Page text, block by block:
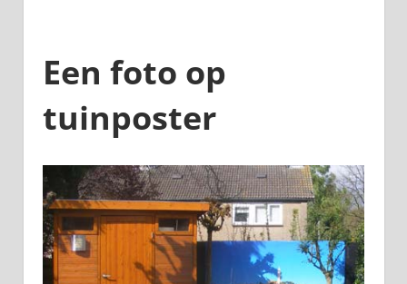
Een foto op
tuinposter